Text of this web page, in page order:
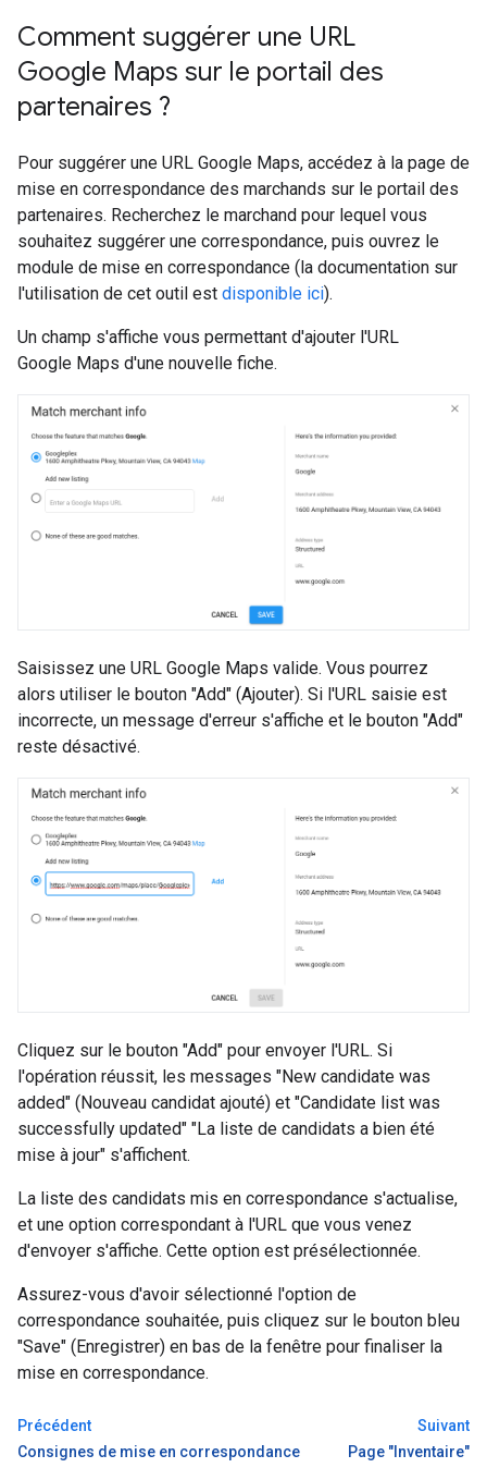
Comment suggérer une URL
Google Maps sur le portail des
partenaires ?
Pour suggérer une URL Google Maps, accédez à la page de
mise en correspondance des marchands sur le portail des
partenaires. Recherchez le marchand pour lequel vous
souhaitez suggérer une correspondance, puis ouvrez le
module de mise en correspondance (la documentation sur
l'utilisation de cet outil est disponible ici).
Un champ s'affiche vous permettant d'ajouter l'URL
Google Maps d'une nouvelle fiche.
Saisissez une URL Google Maps valide. Vous pourrez
alors utiliser le bouton "Add" (Ajouter). Si l'URL saisie est
incorrecte, un message d'erreur s'affiche et le bouton "Add"
reste désactivé.
Cliquez sur le bouton "Add" pour envoyer l'URL. Si
l'opération réussit, les messages "New candidate was
added" (Nouveau candidat ajouté) et "Candidate list was
successfully updated" "La liste de candidats a bien été
mise à jour" s'affichent.
La liste des candidats mis en correspondance s'actualise,
et une option correspondant à l'URL que vous venez
d'envoyer s'affiche. Cette option est présélectionnée.
Assurez-vous d'avoir sélectionné l'option de
correspondance souhaitée, puis cliquez sur le bouton bleu
"Save" (Enregistrer) en bas de la fenêtre pour finaliser la
mise en correspondance.
Précédent
Consignes de mise en correspondance
Suivant
Page "Inventaire"